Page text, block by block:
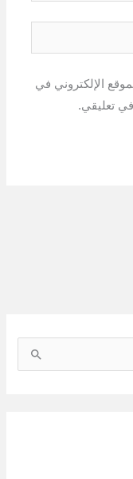
الإلكتروني في
في تعليقي.